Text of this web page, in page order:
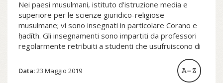
Nei paesi musulmani, istituto d’istruzione media e
superiore per le scienze giuridico-religiose
musulmane; vi sono insegnati in particolare Corano e
ḥadīth. Gli insegnamenti sono impartiti da professori
regolarmente retribuiti a studenti che usufruiscono di
Data:23 Maggio 2019